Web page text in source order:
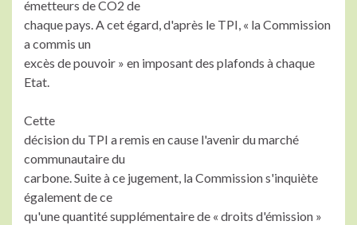
émetteurs de CO2 de
chaque pays. A cet égard, d'après le TPI, « la Commission
a commis un
excès de pouvoir » en imposant des plafonds à chaque
Etat.
Cette
décision du TPI a remis en cause l'avenir du marché
communautaire du
carbone. Suite à ce jugement, la Commission s'inquiète
également de ce
qu'une quantité supplémentaire de « droits d'émission »